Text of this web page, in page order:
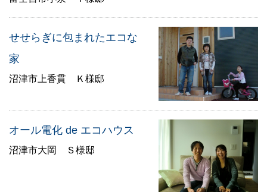
せせらぎに包まれたエコな
家
沼津市上香貫 Ｋ様邸
オール電化 de エコハウス
沼津市大岡 Ｓ様邸